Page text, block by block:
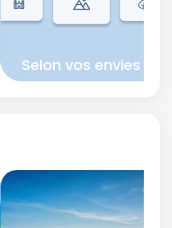
Selon vos envies